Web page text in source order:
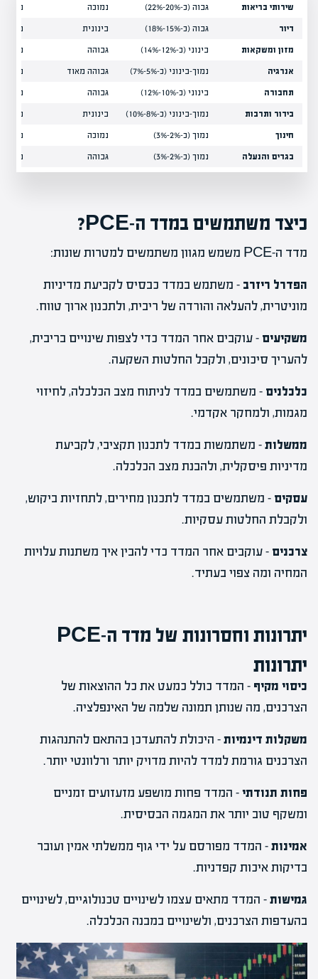
שירותי בריאות גבוה (כ-20%-22%) נמוכה
דיור גבוה (כ-15%-18%) בינונית
מזון ומשקאות בינוני (כ-12%-14%) גבוהה
אנרגיה נמוך-בינוני (כ-5%-7%) גבוהה מאוד
תחבורה בינוני (כ-10%-12%) גבוהה
בידור ותרבות נמוך-בינוני (כ-8%-10%) בינונית
חינוך נמוך (כ-2%-3%) נמוכה נמוכה
בגדים והנעלה נמוך (כ-2%-3%) גבוהה נמוכה
כיצד משתמשים במדד ה-PCE?
מדד ה-PCE משמש מגוון משתמשים למטרות שונות:
הפדרל ריזרב – משתמש במדד כבסיס לקביעת מדיניות
מוניטרית, להעלאה והורדה של ריבית, ולתכנון ארוך טווח.
משקיעים – עוקבים אחר המדד כדי לצפות שינויים בריבית,
להעריך סיכונים, ולקבל החלטות השקעה.
כלכלנים – משתמשים במדד לניתוח מצב הכלכלה, לחיזוי
מגמות, ולמחקר אקדמי.
ממשלות– משתמשות במדד לתכנון תקציבי, לקביעת
מדיניות פיסקלית, ולהבנת מצב הכלכלה.
עסקים – משתמשים במדד לתכנון מחירים, לתחזיות ביקוש,
ולקבלת החלטות עסקיות.
צרכנים – עוקבים אחר המדד כדי להבין איך משתנות עלויות
המחיה ומה צפוי בעתיד.
יתרונות וחסרונות של מדד ה-PCE
יתרונות
כיסוי מקיף – המדד כולל כמעט את כל ההוצאות של
הצרכנים, מה שנותן תמונה שלמה של האינפלציה.
משקלות דינמיות– היכולת להתעדכן בהתאם להתנהגות
הצרכנים גורמת למדד להיות מדויק יותר ורלוונטי יותר.
פחות תנודתי– המדד פחות מושפע מזעזועים זמניים
ומשקף טוב יותר את המגמה הבסיסית.
אמינות– המדד מפורסם על ידי גוף ממשלתי אמין ועובר
בדיקות איכות קפדניות.
גמישות– המדד מתאים עצמו לשינויים טכנולוגיים, לשינויים
בהעדפות הצרכנים, ולשינויים במבנה הכלכלה.